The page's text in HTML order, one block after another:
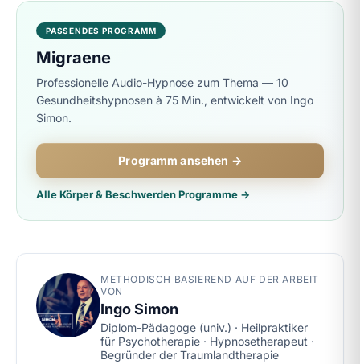
PASSENDES PROGRAMM
Migraene
Professionelle Audio-Hypnose zum Thema — 10
Gesundheitshypnosen à 75 Min., entwickelt von Ingo
Simon.
Programm ansehen →
Alle Körper & Beschwerden Programme →
METHODISCH BASIEREND AUF DER ARBEIT
VON
Ingo Simon
Diplom-Pädagoge (univ.) · Heilpraktiker
für Psychotherapie · Hypnosetherapeut ·
Begründer der Traumlandtherapie